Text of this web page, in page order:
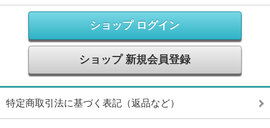
ショップ ログイン
ショップ 新規会員登録
特定商取引法に基づく表記（返品など）